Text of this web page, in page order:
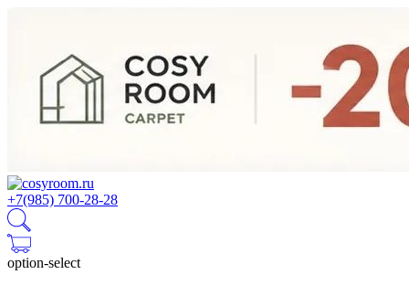
+7(985) 700-28-28
option-select